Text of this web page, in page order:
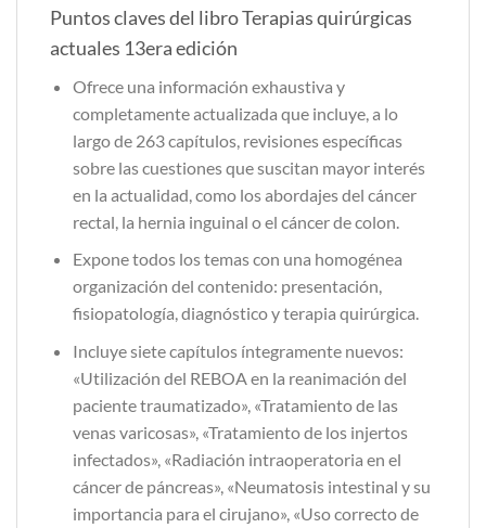
Puntos claves del libro Terapias quirúrgicas
actuales 13era edición
Ofrece una información exhaustiva y
completamente actualizada que incluye, a lo
largo de 263 capítulos, revisiones específicas
sobre las cuestiones que suscitan mayor interés
en la actualidad, como los abordajes del cáncer
rectal, la hernia inguinal o el cáncer de colon.
Expone todos los temas con una homogénea
organización del contenido: presentación,
fisiopatología, diagnóstico y terapia quirúrgica.
Incluye siete capítulos íntegramente nuevos:
«Utilización del REBOA en la reanimación del
paciente traumatizado», «Tratamiento de las
venas varicosas», «Tratamiento de los injertos
infectados», «Radiación intraoperatoria en el
cáncer de páncreas», «Neumatosis intestinal y su
importancia para el cirujano», «Uso correcto de